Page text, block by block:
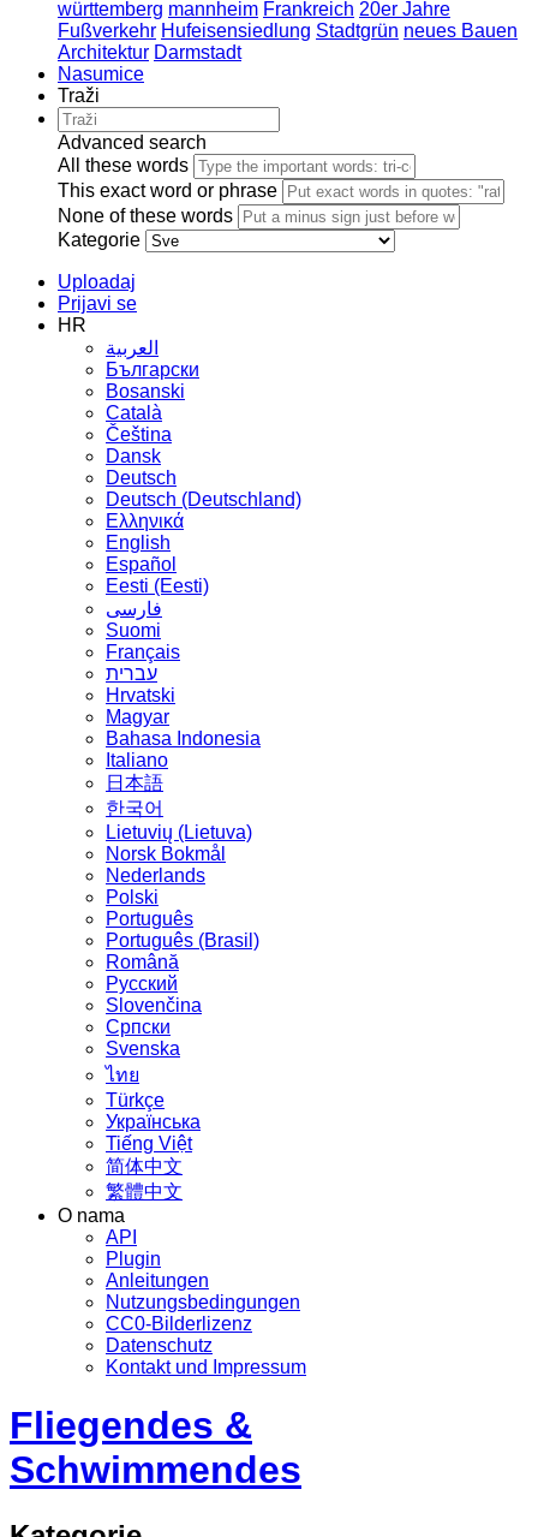
württemberg mannheim Frankreich 20er Jahre
Fußverkehr Hufeisensiedlung Stadtgrün neues Bauen
Architektur Darmstadt
Nasumice
Traži
Advanced search
All these words
This exact word or phrase
None of these words
Kategorie
Uploadaj
Prijavi se
HR
العربية
Български
Bosanski
Сatalà
Čeština
Dansk
Deutsch
Deutsch (Deutschland)
Ελληνικά
English
Español
Eesti (Eesti)
فارسی
Suomi
Français
עברית
Hrvatski
Magyar
Bahasa Indonesia
Italiano
日本語
한국어
Lietuvių (Lietuva)
‪Norsk Bokmål‬
Nederlands
Polski
Português
Português (Brasil)
Română
Русский
Slovenčina
Српски
Svenska
ไทย
Türkçe
Українська
Tiếng Việt
简体中文
繁體中文
O nama
API
Plugin
Anleitungen
Nutzungsbedingungen
CC0-Bilderlizenz
Datenschutz
Kontakt und Impressum
Fliegendes &
Schwimmendes